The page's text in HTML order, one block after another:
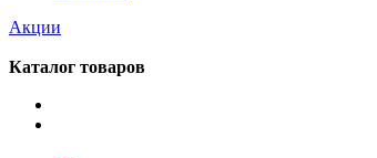
Акции
Каталог товаров